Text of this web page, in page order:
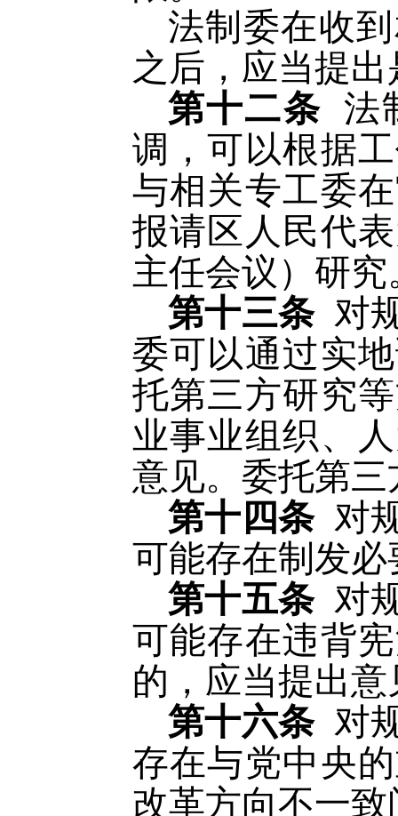
法制委在收
之后，应当提
第十二条 法
调，可以根据
与相关专工委
报请区人民代
主任会议）研究
第十三条 对
委可以通过实
托第三方研究
业事业组织、
意见。委托第
第十四条 对
可能存在制发
第十五条 对
可能存在违背
的，应当提出
第十六条 对
存在与党中央
改革方向不一